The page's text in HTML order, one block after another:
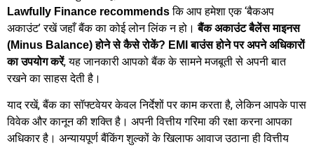
Lawfully Finance recommendsकि आप हमेशा एक ‘बैकअप
अकाउंट’ रखें जहाँ बैंक का कोई लोन लिंक न हो।बैंक अकाउंट बैलेंस माइनस
(Minus Balance) होने से कैसे रोकें? EMI बाउंस होने पर अपने अधिकारों
का उपयोग करें, यह जानकारी आपको बैंक के सामने मजबूती से अपनी बात
रखने का साहस देती है।
याद रखें, बैंक का सॉफ्टवेयर केवल निर्देशों पर काम करता है, लेकिन आपके पास
विवेक और कानून की शक्ति है। अपनी वित्तीय गरिमा की रक्षा करना आपका
अधिकार है। अन्यायपूर्ण बैंकिंग शुल्कों के खिलाफ आवाज उठाना ही वित्तीय